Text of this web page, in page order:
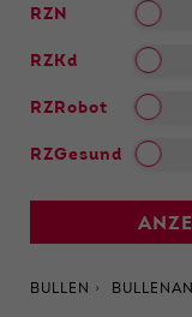
RZN
RZKd
RZRobot
RZGesund
BULLEN